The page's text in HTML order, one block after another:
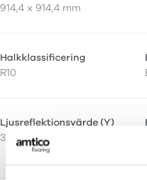
914,4 x 914,4 mm
Halkklassificering
R10
Ljusreflektionsvärde (Y)
39